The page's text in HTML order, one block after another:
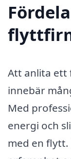
Att anlita ett
innebär
Med
energi och
med en